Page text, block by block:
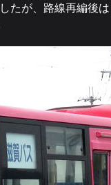
たが、路線再編後